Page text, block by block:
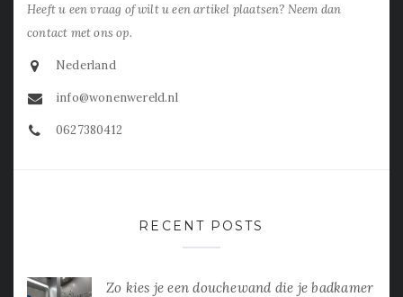
Heeft u een vraag of wilt u een artikel plaatsen? Neem dan
contact met ons op.
Nederland
info@wonenwereld.nl
0627380412
RECENT POSTS
Zo kies je een douchewand die je badkamer